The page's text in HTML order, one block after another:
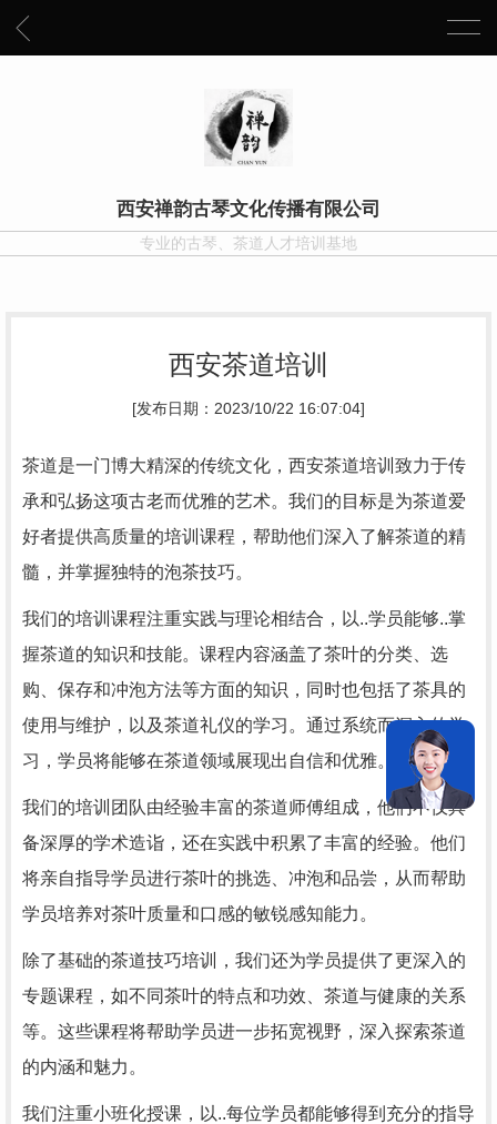
西安禅韵古琴文化传播有限公司
专业的古琴、茶道人才培训基地
西安茶道培训
[发布日期：2023/10/22 16:07:04]
茶道是一门博大精深的传统文化，西安茶道培训致力于传
承和弘扬这项古老而优雅的艺术。我们的目标是为茶道爱
好者提供高质量的培训课程，帮助他们深入了解茶道的精
髓，并掌握独特的泡茶技巧。
我们的培训课程注重实践与理论相结合，以..学员能够..掌
握茶道的知识和技能。课程内容涵盖了茶叶的分类、选
购、保存和冲泡方法等方面的知识，同时也包括了茶具的
使用与维护，以及茶道礼仪的学习。通过系统而深入的学
习，学员将能够在茶道领域展现出自信和优雅。
我们的培训团队由经验丰富的茶道师傅组成，他们不仅具
备深厚的学术造诣，还在实践中积累了丰富的经验。他们
将亲自指导学员进行茶叶的挑选、冲泡和品尝，从而帮助
学员培养对茶叶质量和口感的敏锐感知能力。
除了基础的茶道技巧培训，我们还为学员提供了更深入的
专题课程，如不同茶叶的特点和功效、茶道与健康的关系
等。这些课程将帮助学员进一步拓宽视野，深入探索茶道
的内涵和魅力。
我们注重小班化授课，以..每位学员都能够得到充分的指导